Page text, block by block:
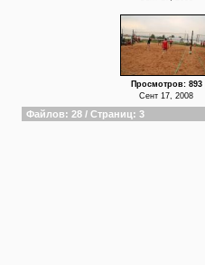
Просмотров: 893
Сент 17, 2008
Файлов: 28 / Страниц: 3